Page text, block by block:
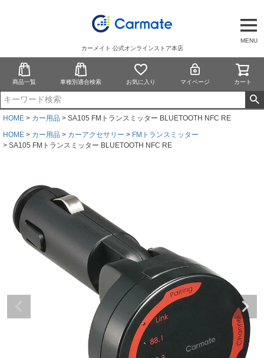
MENU
カーメイト 公式オンラインストア本店
商品一覧 車種別適合検索 お気に入り マイページ カート
HOME カー用品
SA105 FMトランスミッター BLUETOOTH NFC RE
HOME
カー用品 カーアクセサリー
FMトランスミッター
SA105 FMトランスミッター BLUETOOTH NFC RE